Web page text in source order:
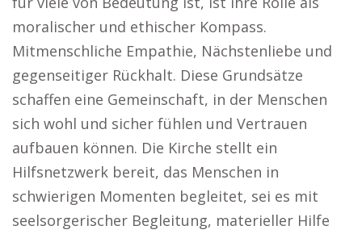
moralischer und ethischer Kompass.
Mitmenschliche Empathie, Nächstenliebe und
gegenseitiger Rückhalt. Diese Grundsätze
schaffen eine Gemeinschaft, in der Menschen
sich wohl und sicher fühlen und Vertrauen
aufbauen können. Die Kirche stellt ein
Hilfsnetzwerk bereit, das Menschen in
schwierigen Momenten begleitet, sei es mit
seelsorgerischer Begleitung, materieller Hilfe